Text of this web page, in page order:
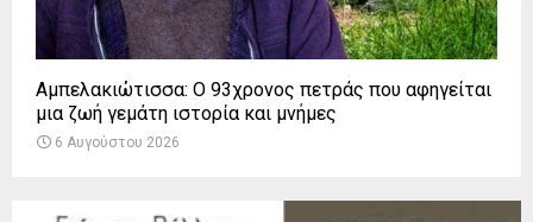
Αμπελακιώτισσα: Ο 93χρονος πετράς που αφηγείται
μια ζωή γεμάτη ιστορία και μνήμες
6 Αυγούστου 2026